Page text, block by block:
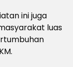
ini juga
luas